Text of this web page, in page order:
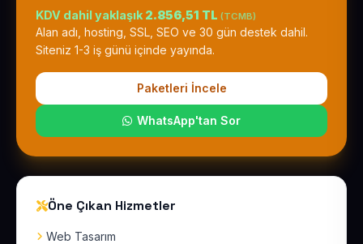
KDV dahil yaklaşık 2.856,51 TL (TCMB)
Alan adı, hosting, SSL, SEO ve 30 gün destek dahil.
Siteniz 1-3 iş günü içinde yayında.
Paketleri İncele
WhatsApp'tan Sor
Öne Çıkan Hizmetler
Web Tasarım